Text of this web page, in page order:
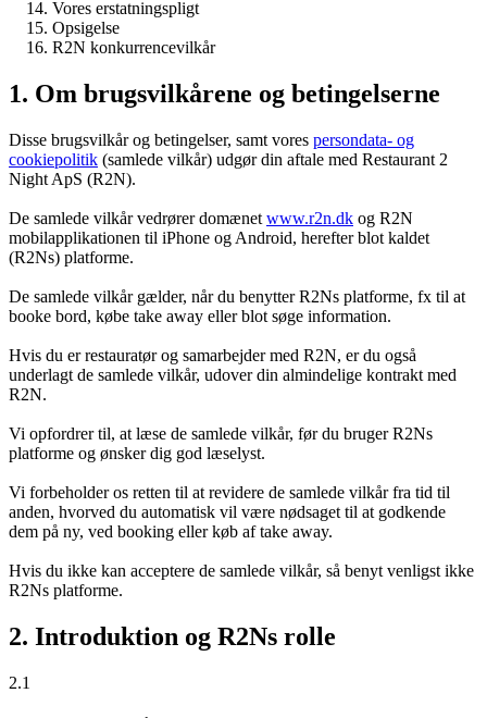
Vores erstatningspligt
Opsigelse
R2N konkurrencevilkår
1. Om brugsvilkårene og betingelserne
Disse brugsvilkår og betingelser, samt vores persondata- og
cookiepolitik (samlede vilkår) udgør din aftale med Restaurant 2
Night ApS (R2N).
De samlede vilkår vedrører domænet www.r2n.dk og R2N
mobilapplikationen til iPhone og Android, herefter blot kaldet
(R2Ns) platforme.
De samlede vilkår gælder, når du benytter R2Ns platforme, fx til at
booke bord, købe take away eller blot søge information.
Hvis du er restauratør og samarbejder med R2N, er du også
underlagt de samlede vilkår, udover din almindelige kontrakt med
R2N.
Vi opfordrer til, at læse de samlede vilkår, før du bruger R2Ns
platforme og ønsker dig god læselyst.
Vi forbeholder os retten til at revidere de samlede vilkår fra tid til
anden, hvorved du automatisk vil være nødsaget til at godkende
dem på ny, ved booking eller køb af take away.
Hvis du ikke kan acceptere de samlede vilkår, så benyt venligst ikke
R2Ns platforme.
2. Introduktion og R2Ns rolle
2.1